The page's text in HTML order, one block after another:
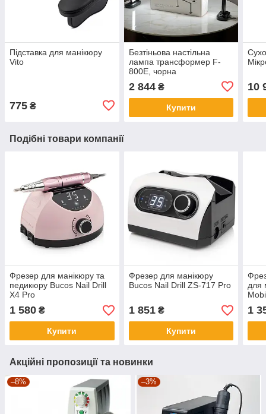
Підставка для манікюру
Vito
775 ₴
Безтіньова настільна
лампа трансформер F-
800E, чорна
2 844₴
Купити
10
Подібні товари компанії
Фрезер для манікюру та
педикюру Bucos Nail Drill
X4 Pro
1 580 ₴
Купити
Фрезер для манікюру
Bucos Nail Drill ZS-717 Pro
1 851₴
Купити
для
1
Акційні пропозиції та новинки
–8% –3%